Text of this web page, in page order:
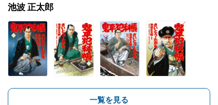
池波 正太郎
一覧を見る